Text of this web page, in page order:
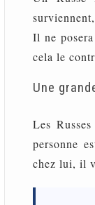
Il ne
cela le
Une
Les
personne
chez lui, il